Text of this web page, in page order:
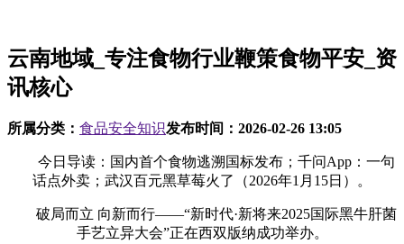
云南地域_专注食物行业鞭策食物平安_资
讯核心
所属分类： 食品安全知识发布时间： 2026-02-26 13:05
今日导读：国内首个食物逃溯国标发布；千问App：一句
话点外卖；武汉百元黑草莓火了（2026年1月15日）。
破局而立 向新而行——“新时代·新将来2025国际黑牛肝菌
手艺立异大会”正在西双版纳成功举办。